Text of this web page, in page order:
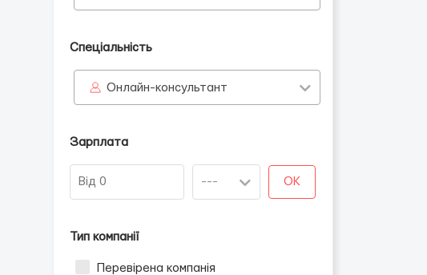
Спеціальність
Онлайн-консультант
Зарплата
OK
Тип компанії
Перевірена компанія